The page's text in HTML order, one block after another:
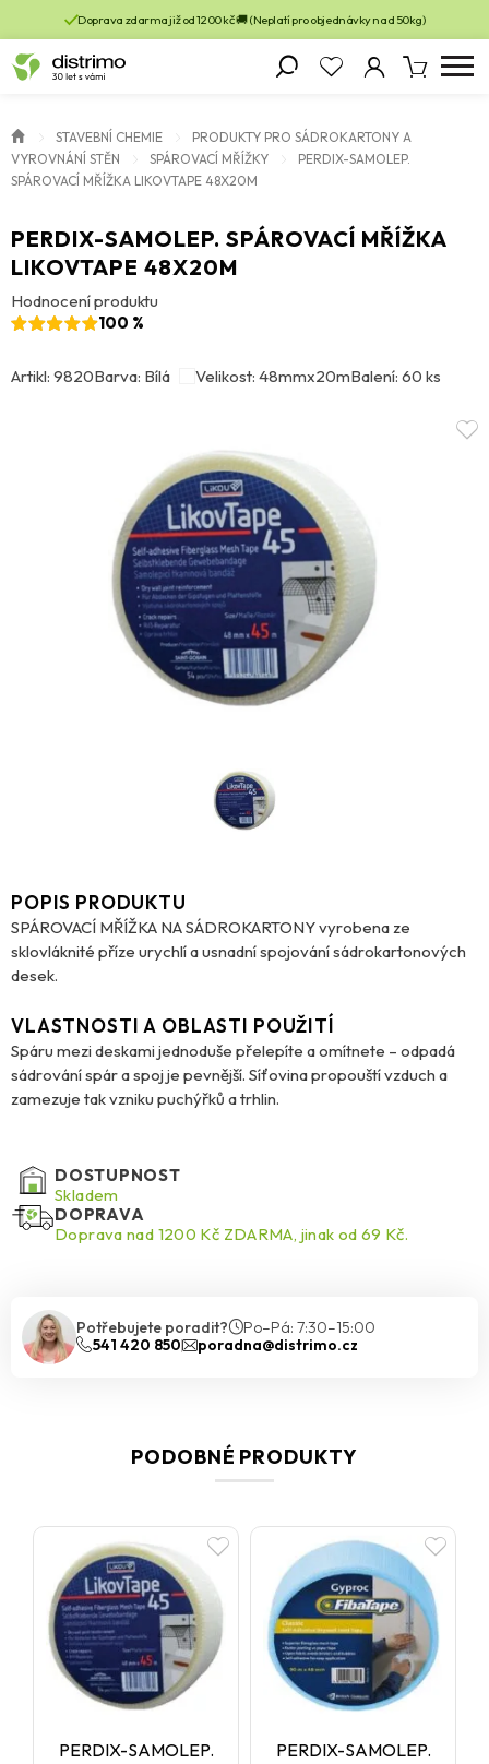
Doprava zdarma již od 1200 kč 🚚 (Neplatí pro objednávky nad 50kg)
STAVEBNÍ CHEMIE
PRODUKTY PRO SÁDROKARTONY A
VYROVNÁNÍ STĚN
SPÁROVACÍ MŘÍŽKY
PERDIX-SAMOLEP.
SPÁROVACÍ MŘÍŽKA LIKOVTAPE 48X20M
PERDIX-SAMOLEP. SPÁROVACÍ MŘÍŽKA
LIKOVTAPE 48X20M
Hodnocení produktu
100 %
Artikl: 9820Barva: Bílá Velikost: 48mmx20mBalení: 60 ks
POPIS PRODUKTU
SPÁROVACÍ MŘÍŽKA NA SÁDROKARTONY vyrobena ze
sklovláknité příze urychlí a usnadní spojování sádrokartonových
desek.
VLASTNOSTI A OBLASTI POUŽITÍ
Spáru mezi deskami jednoduše přelepíte a omítnete – odpadá
sádrování spár a spoj je pevnější. Síťovina propouští vzduch a
zamezuje tak vzniku puchýřků a trhlin.
DOSTUPNOST
Skladem
DOPRAVA
Doprava nad 1200 Kč ZDARMA, jinak od 69 Kč.
Potřebujete poradit?
Po–Pá: 7:30–15:00
541 420 850
poradna@distrimo.cz
PODOBNÉ PRODUKTY
PERDIX-SAMOLEP.
PERDIX-SAMOLEP.